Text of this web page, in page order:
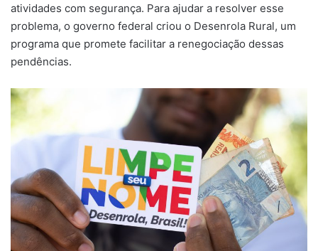
atividades com segurança. Para ajudar a resolver esse
problema, o governo federal criou o Desenrola Rural, um
programa que promete facilitar a renegociação dessas
pendências.